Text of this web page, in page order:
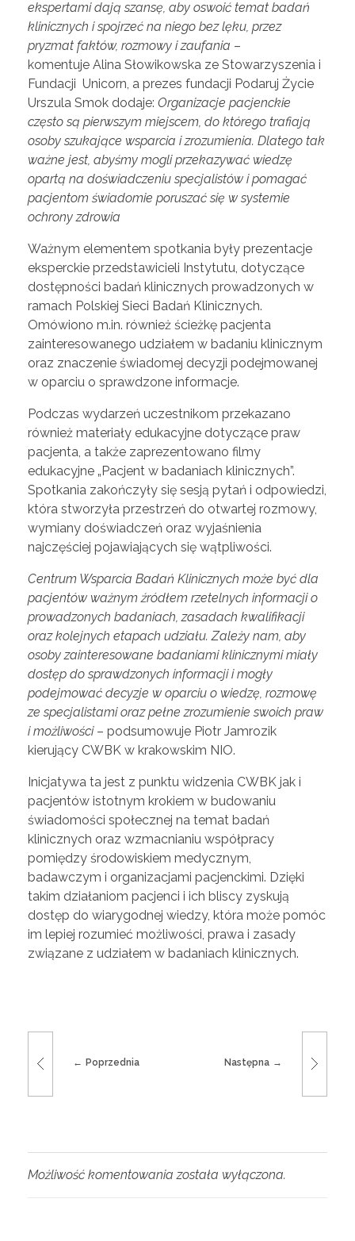
ekspertami dają szansę, aby oswoić temat badań
klinicznych i spojrzeć na niego bez lęku, przez
pryzmat faktów, rozmowy i zaufania –
komentuje Alina Słowikowska ze Stowarzyszenia i
Fundacji Unicorn, a prezes fundacji Podaruj Życie
Urszula Smok dodaje: Organizacje pacjenckie
często są pierwszym miejscem, do którego trafiają
osoby szukające wsparcia i zrozumienia. Dlatego tak
ważne jest, abyśmy mogli przekazywać wiedzę
opartą na doświadczeniu specjalistów i pomagać
pacjentom świadomie poruszać się w systemie
ochrony zdrowia
Ważnym elementem spotkania były prezentacje
eksperckie przedstawicieli Instytutu, dotyczące
dostępności badań klinicznych prowadzonych w
ramach Polskiej Sieci Badań Klinicznych.
Omówiono m.in. również ścieżkę pacjenta
zainteresowanego udziałem w badaniu klinicznym
oraz znaczenie świadomej decyzji podejmowanej
w oparciu o sprawdzone informacje.
Podczas wydarzeń uczestnikom przekazano
również materiały edukacyjne dotyczące praw
pacjenta, a także zaprezentowano filmy
edukacyjne „Pacjent w badaniach klinicznych”.
Spotkania zakończyły się sesją pytań i odpowiedzi,
która stworzyła przestrzeń do otwartej rozmowy,
wymiany doświadczeń oraz wyjaśnienia
najczęściej pojawiających się wątpliwości.
Centrum Wsparcia Badań Klinicznych może być dla
pacjentów ważnym źródłem rzetelnych informacji o
prowadzonych badaniach, zasadach kwalifikacji
oraz kolejnych etapach udziału. Zależy nam, aby
osoby zainteresowane badaniami klinicznymi miały
dostęp do sprawdzonych informacji i mogły
podejmować decyzje w oparciu o wiedzę, rozmowę
ze specjalistami oraz pełne zrozumienie swoich praw
i możliwości– podsumowuje Piotr Jamrozik
kierujący CWBK w krakowskim NIO.
Inicjatywa ta jest z punktu widzenia CWBK jak i
pacjentów istotnym krokiem w budowaniu
świadomości społecznej na temat badań
klinicznych oraz wzmacnianiu współpracy
pomiędzy środowiskiem medycznym,
badawczym i organizacjami pacjenckimi. Dzięki
takim działaniom pacjenci i ich bliscy zyskują
dostęp do wiarygodnej wiedzy, która może pomóc
im lepiej rozumieć możliwości, prawa i zasady
związane z udziałem w badaniach klinicznych.
Poprzednia Następna
Możliwość komentowania została wyłączona.